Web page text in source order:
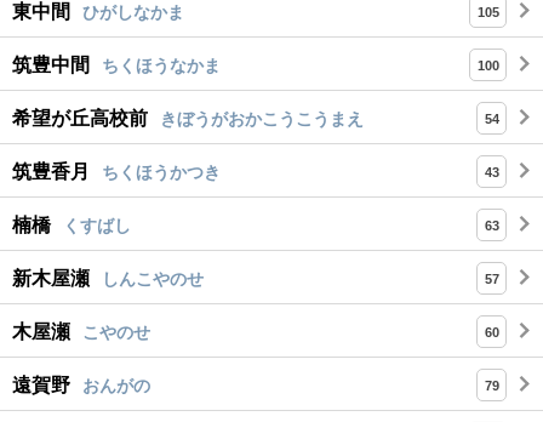
東中間 ひがしなかま 105
筑豊中間 ちくほうなかま 100
希望が丘高校前 きぼうがおかこうこうまえ 54
筑豊香月 ちくほうかつき 43
楠橋 くすばし 63
新木屋瀬 しんこやのせ 57
木屋瀬 こやのせ 60
遠賀野 おんがの 79